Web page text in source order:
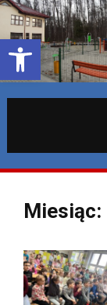
Otwórz pasek narzędzi
Miesiąc: